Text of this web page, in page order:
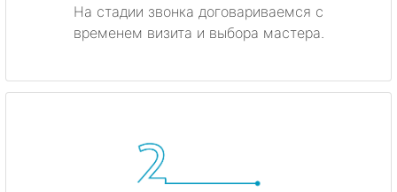
На стадии звонка договариваемся с
временем визита и выбора мастера.